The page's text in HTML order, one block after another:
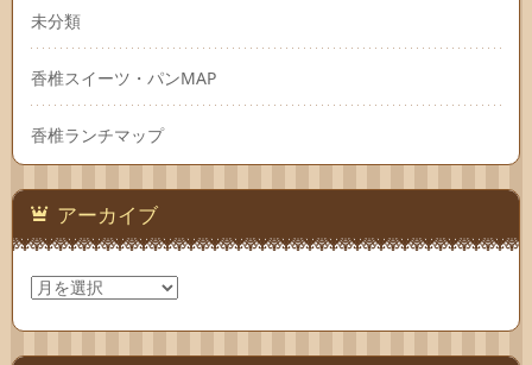
未分類
香椎スイーツ・パンMAP
香椎ランチマップ
アーカイブ
ア
ー
カ